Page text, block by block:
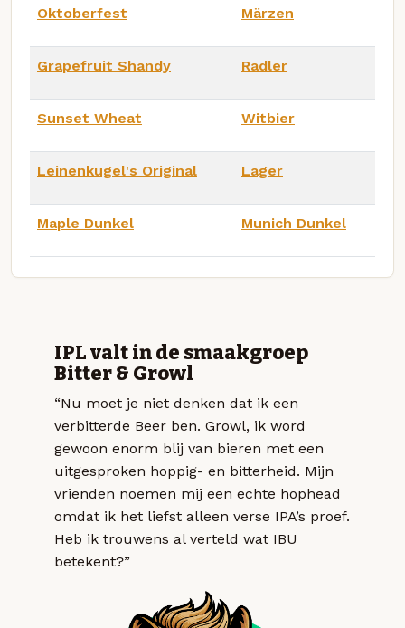
Oktoberfest Märzen
Grapefruit Shandy Radler
Sunset Wheat Witbier
Leinenkugel's Original Lager
Maple Dunkel Munich Dunkel
IPL valt in de smaakgroep
Bitter & Growl
“Nu moet je niet denken dat ik een
verbitterde Beer ben. Growl, ik word
gewoon enorm blij van bieren met een
uitgesproken hoppig- en bitterheid. Mijn
vrienden noemen mij een echte hophead
omdat ik het liefst alleen verse IPA’s proef.
Heb ik trouwens al verteld wat IBU
betekent?”